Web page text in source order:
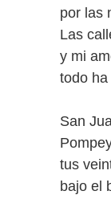
por las
Las
y mi
todo
San
tus
bajo el